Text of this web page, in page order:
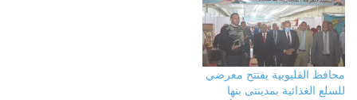
محافظ القليوبية يفتتح معرضي
للسلع الغذائية بمدينتى بنها